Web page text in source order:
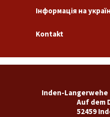
Інформація на
Kontakt
Inden-
Auf dem
52459